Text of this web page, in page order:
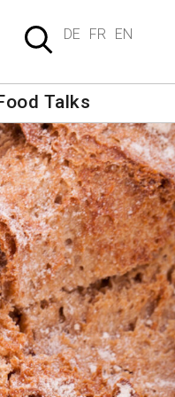
DE FR EN
Talks